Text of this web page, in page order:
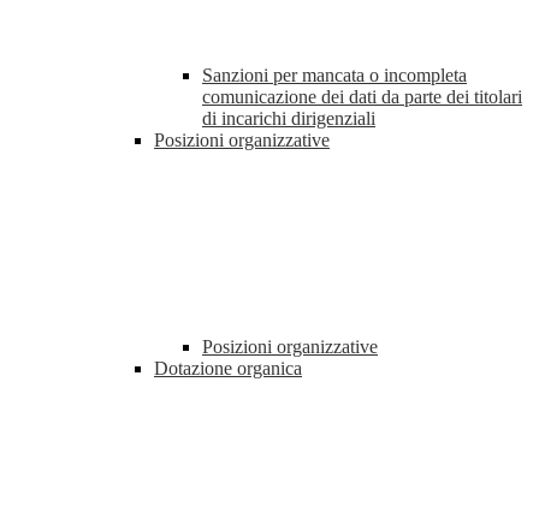
Sanzioni per mancata o incompleta
comunicazione dei dati da parte dei titolari
di incarichi dirigenziali
Posizioni organizzative
Posizioni organizzative
Dotazione organica